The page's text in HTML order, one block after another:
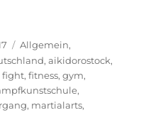
Kategorien
Allgemein,
,aikidorostock,
fight,fitness,gym,
,
, martialarts,